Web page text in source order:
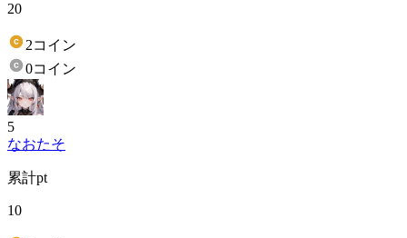
20
2コイン
0コイン
5
なおたそ
累計pt
10